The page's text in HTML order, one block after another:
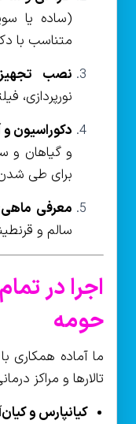
(ساده یا
متناسب با
نصب
نورپردازی،
دکوراسیون و
و گیاهان و
برای طی
معرفی
سالم و
اجرا در
حومه
ما آماده همکاری
تالارها و مراکز
کیانپارس و